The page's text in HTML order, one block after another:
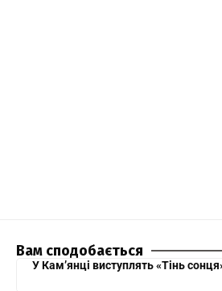
Вам сподобається
У Кам’янці виступлять «Тінь